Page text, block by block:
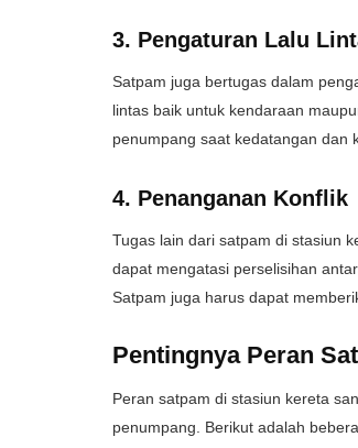
3. Pengaturan Lalu
Satpam juga bertugas dalam
lintas baik untuk kendaraan
penumpang saat kedatangan dan
4. Penanganan Konflik
Tugas lain dari satpam di stasiun
dapat mengatasi perselisihan
Satpam juga harus dapat
Pentingnya Peran
Peran satpam di stasiun kereta
penumpang. Berikut adalah